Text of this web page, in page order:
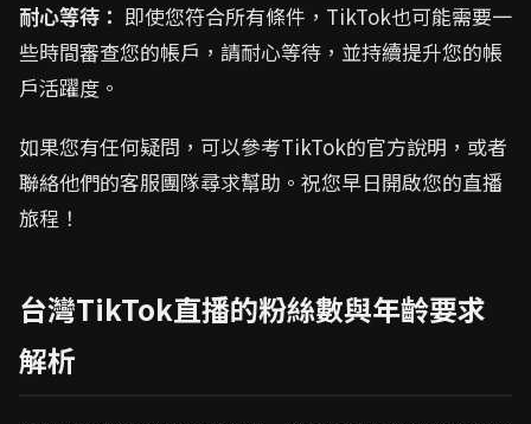
耐心等待： 即使您符合所有條件，TikTok也可能需要一
些時間審查您的帳戶，請耐心等待，並持續提升您的帳
戶活躍度。
如果您有任何疑問，可以參考TikTok的官方說明，或者
聯絡他們的客服團隊尋求幫助。祝您早日開啟您的直播
旅程！
台灣TikTok直播的粉絲數與年齡要求
解析